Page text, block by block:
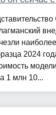
2024
1 млн 10...